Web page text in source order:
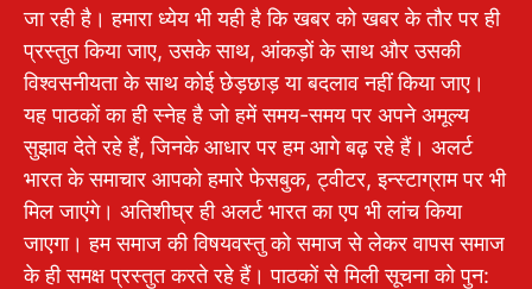
जा रही है। हमारा ध्येय भी यही है कि खबर को खबर के तौर पर ही
प्रस्तुत किया जाए, उसके साथ, आंकड़ों के साथ और उसकी
विश्वसनीयता के साथ कोई छेड़छाड़ या बदलाव नहीं किया जाए।
यह पाठकों का ही स्नेह है जो हमें समय-समय पर अपने अमूल्य
सुझाव देते रहे हैं, जिनके आधार पर हम आगे बढ़ रहे हैं। अलर्ट
भारत के समाचार आपको हमारे फेसबुक, ट्वीटर, इन्स्टाग्राम पर भी
मिल जाएंगे। अतिशीघ्र ही अलर्ट भारत का एप भी लांच किया
जाएगा। हम समाज की विषयवस्तु को समाज से लेकर वापस समाज
के ही समक्ष प्रस्तुत करते रहे हैं। पाठकों से मिली सूचना को पुन: